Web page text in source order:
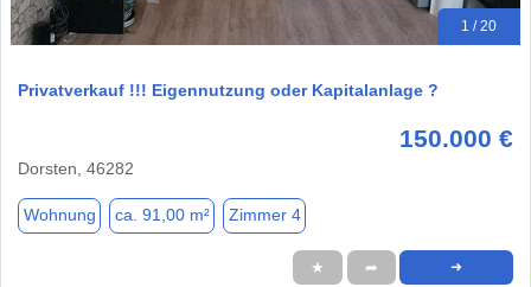
1 / 20
Privatverkauf !!! Eigennutzung oder Kapitalanlage ?
150.000 €
Dorsten, 46282
Wohnung ca. 91,00 m² Zimmer 4
★ ➦ ➜